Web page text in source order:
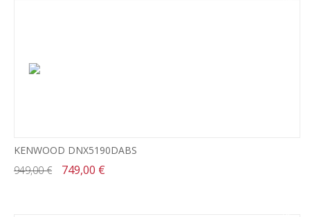
KENWOOD DNX5190DABS
949,00 €
749,00 €